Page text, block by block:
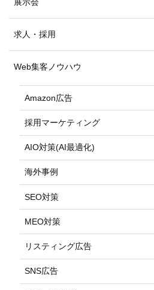
展示会
求人・採用
Web集客ノウハウ
Amazon広告
採用マーケティング
AIO対策(AI最適化)
海外事例
SEO対策
MEO対策
リスティング広告
SNS広告